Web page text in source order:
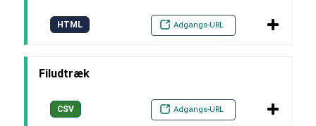
HTML Adgangs-URL
Filudtræk
CSV Adgangs-URL